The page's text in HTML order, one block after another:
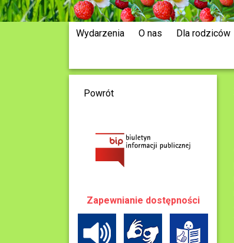
Wydarzenia O nas Dla rodziców
Powrót
Zapewnianie dostępności